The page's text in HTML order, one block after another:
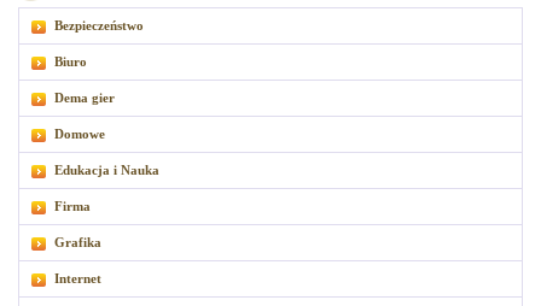
Bezpieczeństwo
Biuro
Dema gier
Domowe
Edukacja i Nauka
Firma
Grafika
Internet